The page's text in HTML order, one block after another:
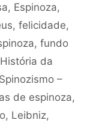
, Espinoza,
, felicidade,
, fundo
História da
–
de espinoza,
, Leibniz,